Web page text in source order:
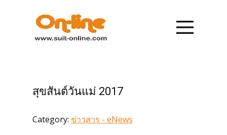
หน้าแรก
สุขสันต์วันแม่ 2017
Category: ข่าวสาร - eNews